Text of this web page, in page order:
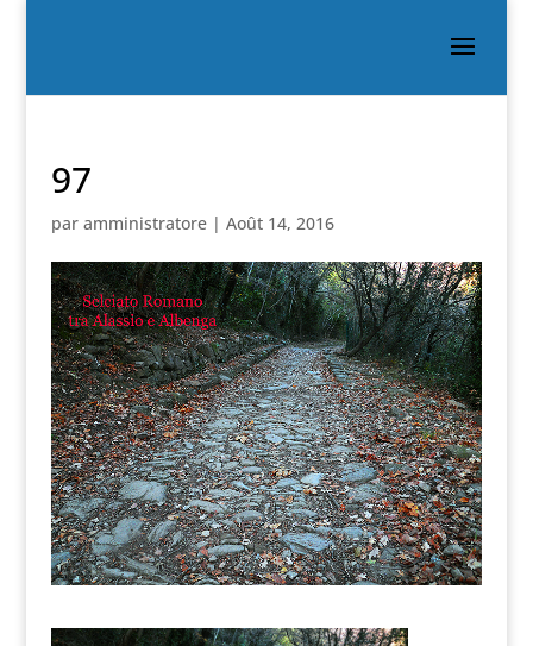
97
par amministratore| Août 14, 2016